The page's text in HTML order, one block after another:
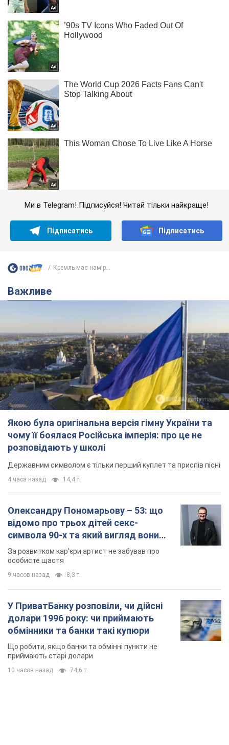
Ми в Telegram! Підписуйся! Читай тільки найкраще!
Підписатись Підписатись
Кремль має намір...
Важливе
Якою була оригінальна версія гімну України та
чому її боялася Російська імперія: про це не
розповідають у школі
Державним символом є тільки перший куплет та приспів пісні
4 часа назад 14,4 т.
Олександру Пономарьову – 53: що
відомо про трьох дітей секс-
символа 90-х та який вигляд вони
мають
За розвитком кар'єри артист не забував про
особисте щастя
9 часов назад 8,3 т.
У ПриватБанку розповіли, чи дійсні
долари 1996 року: чи приймають
обмінники та банки такі купюри
Що робити, якщо банки та обмінні пункти не
приймають старі долари
10 часов назад 74,6 т.